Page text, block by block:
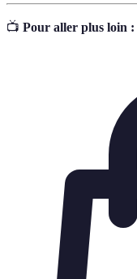
📺 Pour aller plus loin :